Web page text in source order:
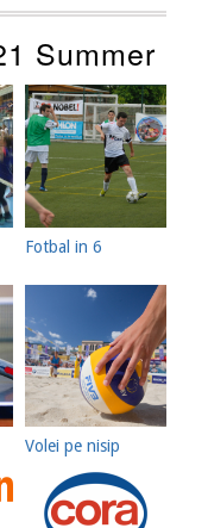
Summer
Fotbal in 6
Volei pe nisip